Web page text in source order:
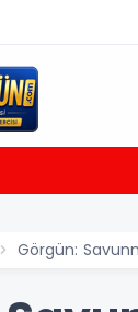
Görgün: